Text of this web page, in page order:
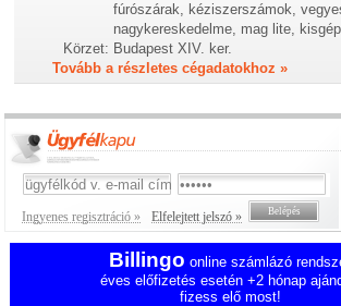
fúrószárak, kéziszerszámok,
nagykereskedelme, mag lite,
Körzet: Budapest XIV. ker.
Tovább a részletes cégadatokhoz »
Ingyenes regisztráció » Elfelejtett jelszó »
Billingo online számlázó
éves előfizetés esetén +2 hónap
fizess elő most!